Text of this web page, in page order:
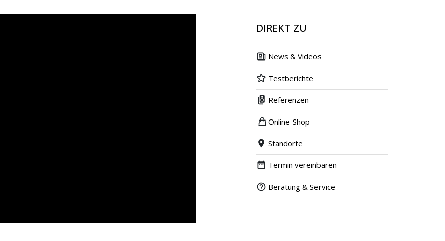
DIREKT ZU
News & Videos
Testberichte
Referenzen
Online-Shop
Standorte
Termin vereinbaren
Beratung & Service